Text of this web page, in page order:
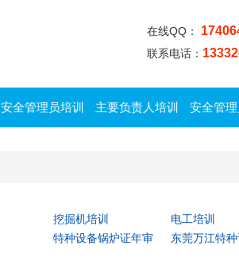
在线QQ：
联系电话：
安全管理员培训 主要负责人培训 安全管
挖掘机培训
电工培训
特种设备锅炉证年审
东莞万江特